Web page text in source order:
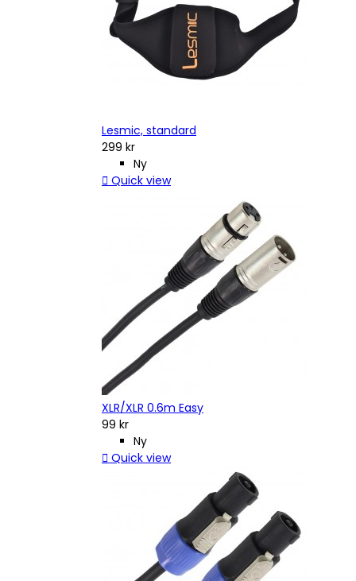
Lesmic, standard
299 kr
Ny
 Quick view
XLR/XLR 0.6m Easy
99 kr
Ny
 Quick view